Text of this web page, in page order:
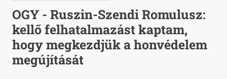
OGY - Ruszin-Szendi Romulusz:
kellő felhatalmazást kaptam,
hogy megkezdjük a honvédelem
megújítását